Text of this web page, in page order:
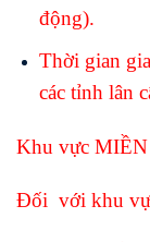
động).
Thời gian
các tỉnh lân
Khu vực
Đối với khu